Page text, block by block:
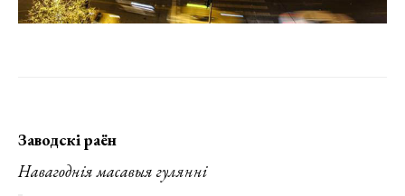
Заводскі раён
Навагоднія масавыя гулянні